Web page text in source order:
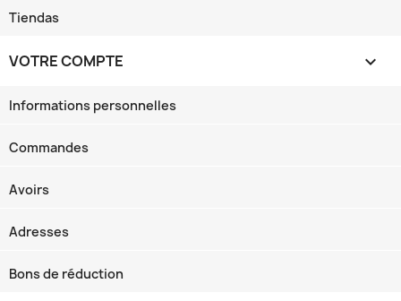
Tiendas
VOTRE COMPTE 
Informations personnelles
Commandes
Avoirs
Adresses
Bons de réduction